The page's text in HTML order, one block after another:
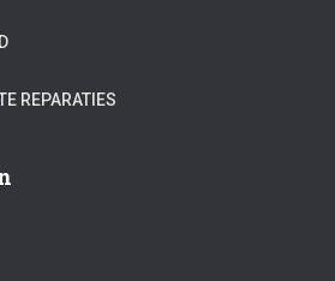
REPARATIES